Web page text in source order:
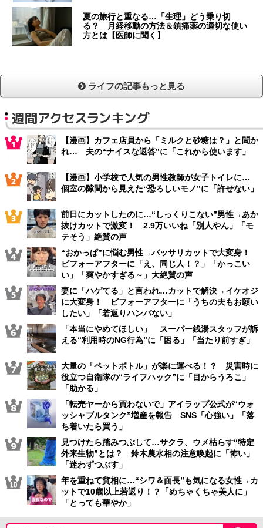
夏の旅行と重なる…「生理」どう乗り切
る？ 月経移動の方法＆鎮痛薬の適切な使い
方とは【医師に聞く】
ライフの記事もっと見る
週間アクセスランキング
【漫画】カフェ店員から「ミルクと砂糖は？」と聞か
れ… 夫の“ナイスな返答”に「これから使います」
【漫画】小学校で人気の男性教師が女子トイレに…
個室の隙間から見えた“恐ろしいモノ”に「許せない」
前日にカットしたのに…“しっくりこない”男性→あか
抜けカットで激変！ 2.9万いいね「別人やん」「モ
テそう」絶賛の声
“おかっぱ”に悩む男性→バッサリカットで大変身！
ビフォーアフターに「え、同じ人！？」「かっこい
い」「爽やかすぎる～」大絶賛の声
妻に「ハゲてる」と言われ…カットで解決→イケオジ
に大変身！ ビフォーアフターに「うちの夫もお願い
したい」「若返りハンパない」
「本当にやめてほしい」 スーパー銭湯スタッフが訴
える“利用時のNG行為”に「困る」「当たり前すぎ」
大量の「ペットボトル」が楽に運べる！？ 災害時に
役立つ自衛隊の“ライフハック”に「目からうろこ」
「助かる」
「転売ヤーから買わないで」アイラップ公式が“ウォ
ッシャブルタンク”増産を報告 SNS「心強い」「落
ち着いたら買う」
見つけたら踏みつぶして…サクラ、ウメ枯らす“特定
外来生物”とは？ 鈴木農水相の注意喚起に「怖い」
「迷わずつぶす」
年を重ねて貧相に…“シワ＆面長”も気になる女性→カ
ットで10歳以上若返り！？「めちゃくちゃ美人に」
「とっても華やか」